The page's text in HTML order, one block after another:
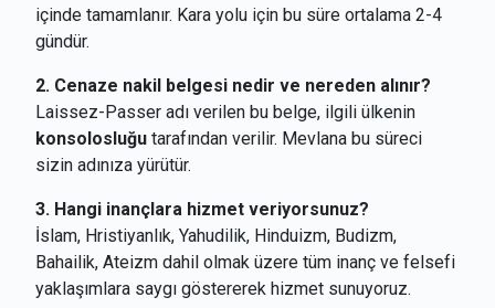
içinde tamamlanır. Kara yolu için bu süre ortalama 2-4
gündür.
2. Cenaze nakil belgesi nedir ve nereden alınır?
Laissez-Passer adı verilen bu belge, ilgili ülkenin
konsolosluğu tarafından verilir. Mevlana bu süreci
sizin adınıza yürütür.
3. Hangi inançlara hizmet veriyorsunuz?
İslam, Hristiyanlık, Yahudilik, Hinduizm, Budizm,
Bahailik, Ateizm dahil olmak üzere tüm inanç ve felsefi
yaklaşımlara saygı göstererek hizmet sunuyoruz.